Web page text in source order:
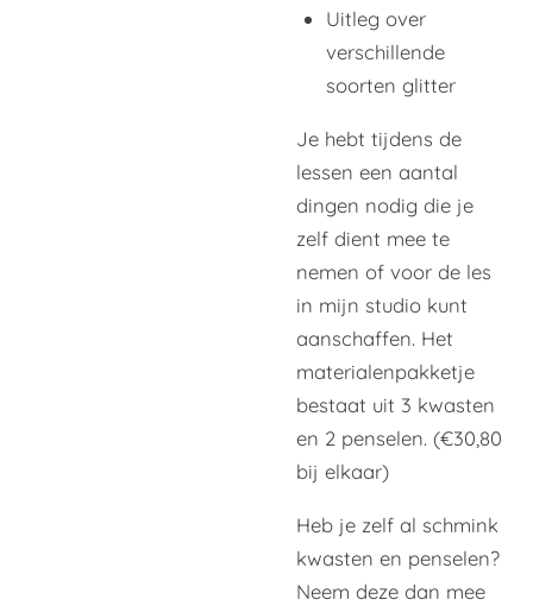
Uitleg over
verschillende
soorten glitter
Je hebt tijdens de
lessen een aantal
dingen nodig die je
zelf dient mee te
nemen of voor de les
in mijn studio kunt
aanschaffen. Het
materialenpakketje
bestaat uit 3 kwasten
en 2 penselen. (€30,80
bij elkaar)
Heb je zelf al schmink
kwasten en penselen?
Neem deze dan mee